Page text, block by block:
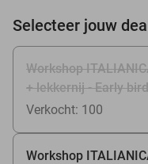
Selecteer jouw
Workshop
+ lekkernij - Early
Verkocht: 100
Workshop